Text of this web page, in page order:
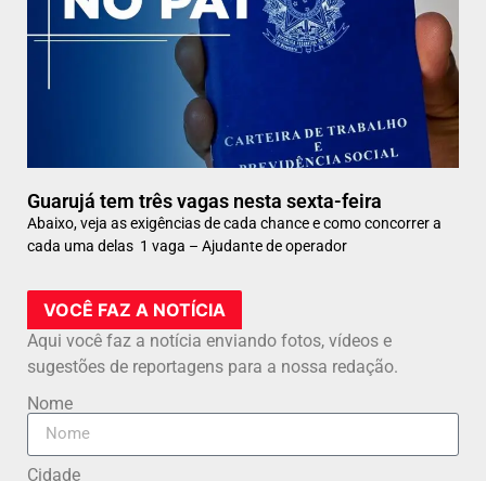
Guarujá tem três vagas nesta sexta-feira
Abaixo, veja as exigências de cada chance e como concorrer a
cada uma delas 1 vaga – Ajudante de operador
VOCÊ FAZ A NOTÍCIA
Aqui você faz a notícia enviando fotos, vídeos e
sugestões de reportagens para a nossa redação.
Nome
Cidade